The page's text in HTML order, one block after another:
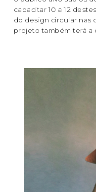
capacitar 10 a 12
do design circular nas
projeto também terá a